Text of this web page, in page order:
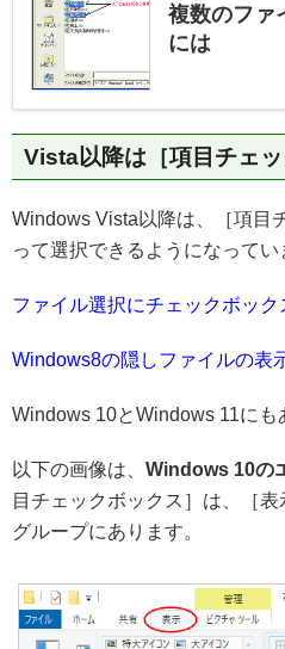
複数のファ
には
Vista以降は［項目チェ
Windows Vista以降は、［項目
って選択できるようになってい
ファイル選択にチェックボック
Windows8の隠しファイルの表
Windows 10とWindows 11にも
以下の画像は、 Windows 10の
目チェックボックス］は、［表
グループにあります。